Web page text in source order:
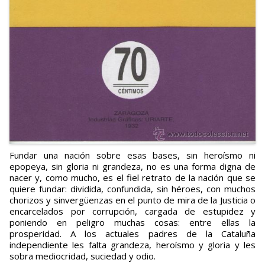
Fundar una nación sobre esas bases, sin heroísmo ni
epopeya, sin gloria ni grandeza, no es una forma digna de
nacer y, como mucho, es el fiel retrato de la nación que se
quiere fundar: dividida, confundida, sin héroes, con muchos
chorizos y sinvergüenzas en el punto de mira de la Justicia o
encarcelados por corrupción, cargada de estupidez y
poniendo en peligro muchas cosas: entre ellas la
prosperidad. A los actuales padres de la Cataluña
independiente les falta grandeza, heroísmo y gloria y les
sobra mediocridad, suciedad y odio.